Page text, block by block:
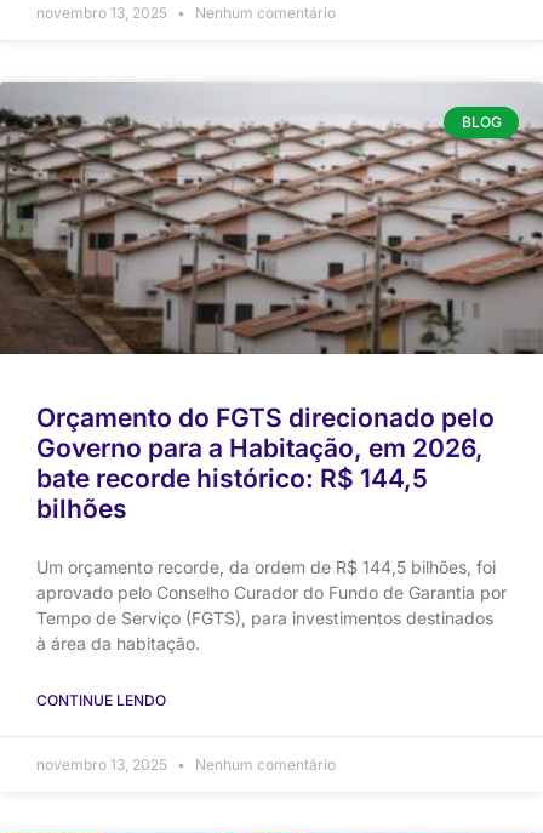
novembro 13, 2025 Nenhum comentário
BLOG
Orçamento do FGTS direcionado pelo
Governo para a Habitação, em 2026,
bate recorde histórico: R$ 144,5
bilhões
Um orçamento recorde, da ordem de R$ 144,5 bilhões, foi
aprovado pelo Conselho Curador do Fundo de Garantia por
Tempo de Serviço (FGTS), para investimentos destinados
à área da habitação.
CONTINUE LENDO
novembro 13, 2025 Nenhum comentário